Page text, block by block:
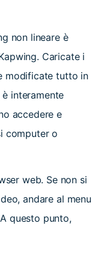
non lineare è
Caricate i
modificate tutto in
interamente
accedere e
computer o
web. Se non si
andare al menu
questo punto,